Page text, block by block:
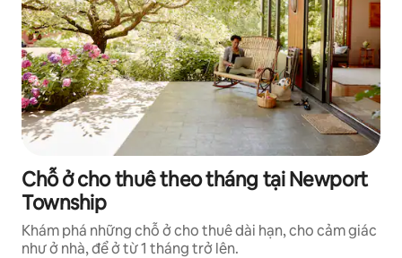
Chỗ ở cho thuê theo tháng tại Newport
Township
Khám phá những chỗ ở cho thuê dài hạn, cho cảm giác
như ở nhà, để ở từ 1 tháng trở lên.